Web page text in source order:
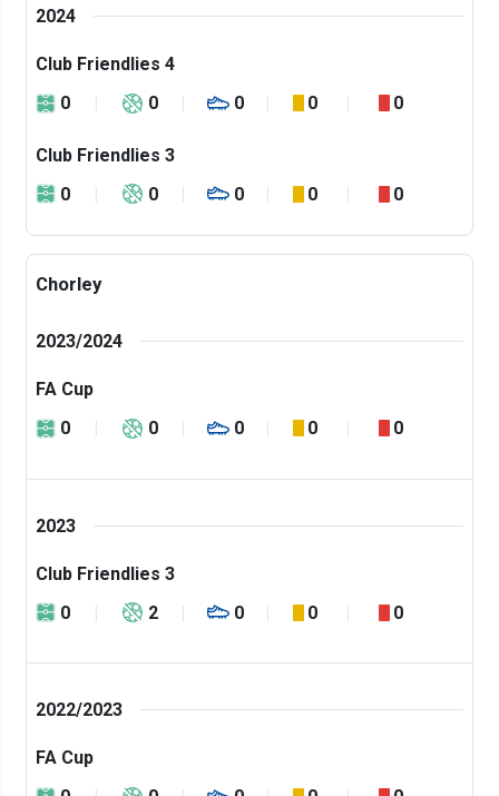
2024
Club Friendlies 4
0
0 0 0 0
Club Friendlies 3
0
0 0 0 0
Chorley
2023/2024
FA Cup
0
0 0 0 0
2023
Club Friendlies 3
0
2 0 0 0
2022/2023
FA Cup